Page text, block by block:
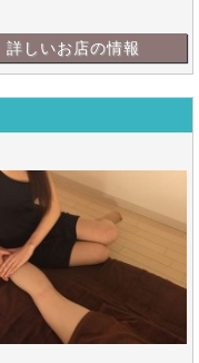
詳しいお店の情報